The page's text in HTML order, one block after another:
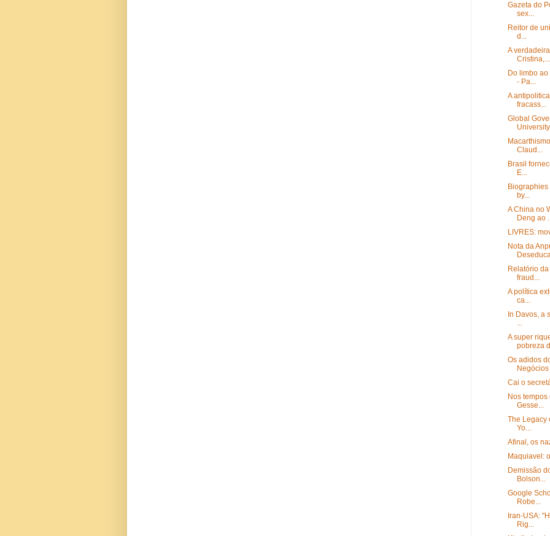
Gazeta do
sex...
Reitor de
d...
A
Cristina,...
Do limbo
- Pa...
A
fracass...
Global
Claud...
Brasil
E...
Biographies
by...
A China no
Deng ao
LIVRES:
Nota da
Relatório
fraud...
A política
ca...
In Davos, a
...
A super
pobreza
Os adidos
Negócios
Cai o
Nos
Gesse...
The Legacy
Yo...
Afinal, os
Maquiavel:
Demissão
Bolson...
Google
Robe...
Iran-USA:
Rig...